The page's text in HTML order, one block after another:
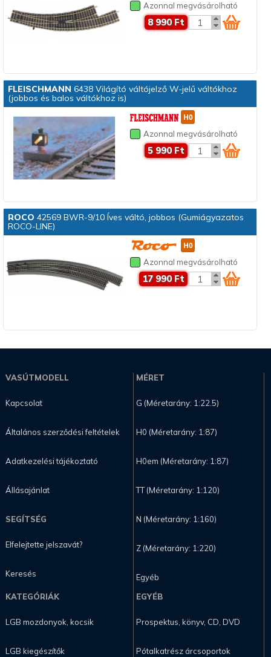
Azonnal megvásárolható
8 990 Ft
FLEISCHMANN 6438 Világító váltójelző W-jelű váltókhoz
(jobbos és balos váltókhoz is)
Azonnal megvásárolható
5 990 Ft
ROCO 42569 BWR-9/10 Íves váltó, jobbos (Gumiágyazatos
ROCO-LINE)
Azonnal megvásárolható
17 990 Ft
VASÚTMODELL
Kapcsolat
Általános szerződési feltételek
Adatkezelési tájékoztató
Állásajánlat
SEGÍTSÉG
Elfelejtette jelszavát?
Keresés
MÉRET
G (Méretarány: 1:22.5)
H0 (Méretarány: 1:87)
H0em (Méretarány: 1:87)
TT (Méretarány: 1:120)
N (Méretarány: 1:160)
Z (Méretarány: 1:220)
Egyéb
KATEGÓRIÁK
LGB mozdonyok, kocsik
LGB kiegészítők
EGYÉB
Prospektus, könyv, CD, DVD
Pótalkatrész árcsoportok